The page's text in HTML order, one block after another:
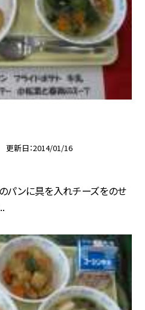
更新日 2014/01/16
パンに具を入れチーズをのせ